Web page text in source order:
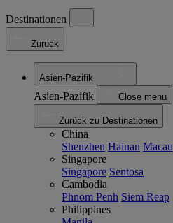
Destinationen
Zurück
Asien-Pazifik
Asien-Pazifik Close menu
Zurück zu Destinationen
China
Shenzhen Hainan Macau
Singapore
Singapore Sentosa
Cambodia
Phnom Penh Siem Reap
Philippines